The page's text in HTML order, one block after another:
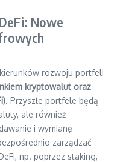
Nowe
rozwoju portfeli
kryptowalut oraz
. Przyszłe portfele będą
ale również
i wymianę
zarządzać
np. poprzez staking,